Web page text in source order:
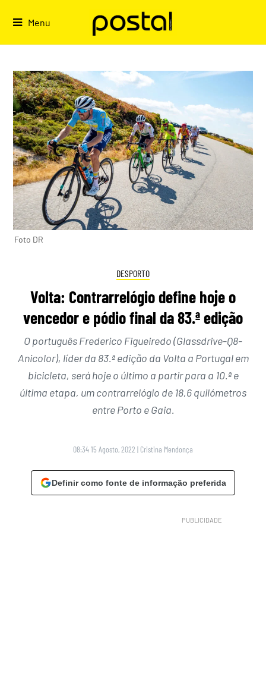
Menu
Foto DR
DESPORTO
Volta: Contrarrelógio define hoje o
vencedor e pódio final da 83.ª edição
O português Frederico Figueiredo (Glassdrive-Q8-
Anicolor), líder da 83.ª edição da Volta a Portugal em
bicicleta, será hoje o último a partir para a 10.ª e
última etapa, um contrarrelógio de 18,6 quilómetros
entre Porto e Gaia.
08:34 15 Agosto, 2022 | Cristina Mendonça
Definir como fonte de informação preferida